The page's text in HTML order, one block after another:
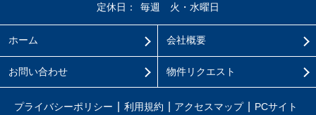
定休日：
毎週 火・水曜日
ホーム 会社概要
お問い合わせ 物件リクエスト
プライバシーポリシー 利用規約 アクセスマップ PCサイト